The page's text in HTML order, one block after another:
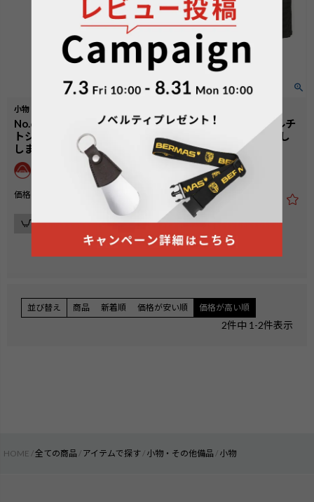
小物
No.60478：スマホウォレッ
トショルダー【生産終了致
しました】
価格
カートに入れる
No.60479：トラベルマルチ
ウォレット【生産終了致し
ました】
4,400 税込
カートに入れる
並び替え 商品 新着順 価格が安い順 価格が高い順
2件中 1 -2件表示
HOME 全ての商品 アイテムで探す 小物・その他備品 小物